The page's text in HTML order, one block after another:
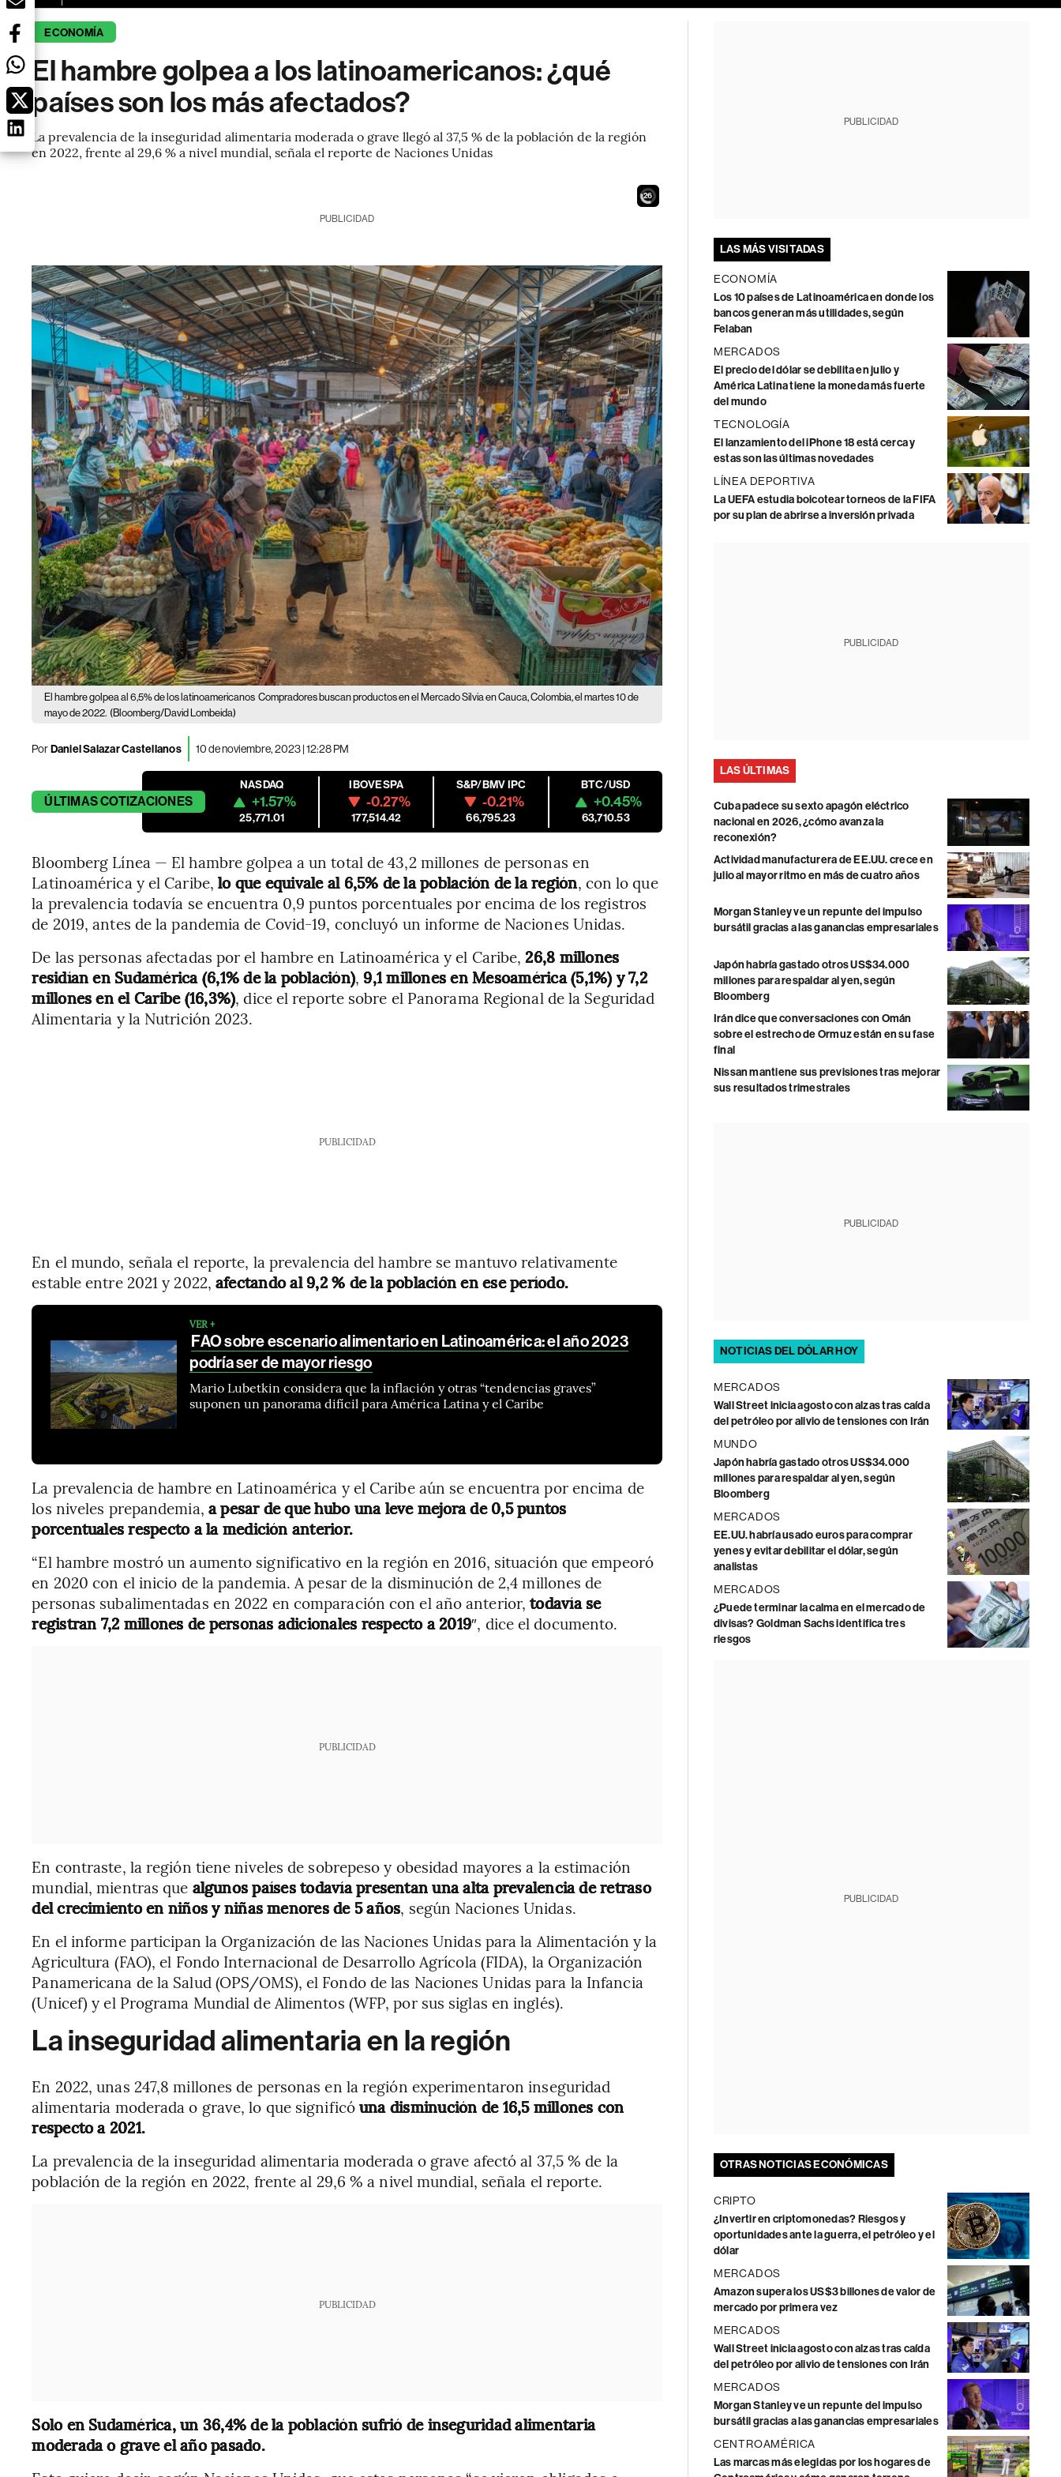
ECONOMÍA
El hambre golpea a los latinoamericanos: ¿qué
países son los más afectados?
La prevalencia de la inseguridad alimentaria moderada o grave llegó al 37,5 % de la población de la región
en 2022, frente al 29,6 % a nivel mundial, señala el reporte de Naciones Unidas
24
PUBLICIDAD
El hambre golpea al 6,5% de los latinoamericanos Compradores buscan productos en el Mercado Silvia en Cauca, Colombia, el martes 10 de
mayo de 2022. (Bloomberg/David Lombeida)
PorDaniel Salazar Castellanos 10 de noviembre, 2023 | 12:28 PM
ÚLTIMASCOTIZACIONES
NASDAQ
+1.57%
25,771.01
IBOVESPA
-0.27%
177,514.42
S&P/BMV IPC
-0.21%
66,795.23
BTC/USD
+0.45%
63,710.53
Bloomberg Línea — El hambre golpea a un total de 43,2 millones de personas en
Latinoamérica y el Caribe,lo que equivale al 6,5% de la población de la región, con lo que
la prevalencia todavía se encuentra 0,9 puntos porcentuales por encima de los registros
de 2019, antes de la pandemia de Covid-19, concluyó un informe de Naciones Unidas.
De las personas afectadas por el hambre en Latinoamérica y el Caribe, 26,8 millones
residían en Sudamérica (6,1% de la población),9,1 millones en Mesoamérica (5,1%) y 7,2
millones en el Caribe (16,3%), dice el reporte sobre el Panorama Regional de la Seguridad
Alimentaria y la Nutrición 2023.
PUBLICIDAD
En el mundo, señala el reporte, la prevalencia del hambre se mantuvo relativamente
estable entre 2021 y 2022,afectando al 9,2 % de la población en ese período.
VER +
FAO sobre escenario alimentario en Latinoamérica: el año 2023
podría ser de mayor riesgo
Mario Lubetkin considera que la inflación y otras “tendencias graves”
suponen un panorama difícil para América Latina y el Caribe
La prevalencia de hambre en Latinoamérica y el Caribe aún se encuentra por encima de
los niveles prepandemia, a pesar de que hubo una leve mejora de 0,5 puntos
porcentuales respecto a la medición anterior.
“El hambre mostró un aumento significativo en la región en 2016, situación que empeoró
en 2020 con el inicio de la pandemia. A pesar de la disminución de 2,4 millones de
personas subalimentadas en 2022 en comparación con el año anterior, todavía se
registran 7,2 millones de personas adicionales respecto a 2019″, dice el documento.
PUBLICIDAD
En contraste, la región tiene niveles de sobrepeso y obesidad mayores a la estimación
mundial, mientras que algunos países todavía presentan una alta prevalencia de retraso
del crecimiento en niños y niñas menores de 5 años, según Naciones Unidas.
En el informe participan la Organización de las Naciones Unidas para la Alimentación y la
Agricultura (FAO), el Fondo Internacional de Desarrollo Agrícola (FIDA), la Organización
Panamericana de la Salud (OPS/OMS), el Fondo de las Naciones Unidas para la Infancia
(Unicef) y el Programa Mundial de Alimentos (WFP, por sus siglas en inglés).
La inseguridad alimentaria en la región
En 2022, unas 247,8 millones de personas en la región experimentaron inseguridad
alimentaria moderada o grave, lo que significóuna disminución de 16,5 millones con
respecto a 2021.
La prevalencia de la inseguridad alimentaria moderada o grave afectó al 37,5 % de la
población de la región en 2022, frente al 29,6 % a nivel mundial, señala el reporte.
PUBLICIDAD
Solo en Sudamérica, un 36,4% de la población sufrió de inseguridad alimentaria
moderada o grave el año pasado.
PUBLICIDAD
LAS MÁS VISITADAS
ECONOMÍA
Los 10 países de Latinoamérica en donde los
bancos generan más utilidades, según
Felaban
MERCADOS
El precio del dólar se debilita en julio y
América Latina tiene la moneda más fuerte
del mundo
TECNOLOGÍA
El lanzamiento del iPhone 18 está cerca y
estas son las últimas novedades
LÍNEA DEPORTIVA
La UEFA estudia boicotear torneos de la FIFA
por su plan de abrirse a inversión privada
PUBLICIDAD
LAS ÚLTIMAS
Cuba padece su sexto apagón eléctrico
nacional en 2026, ¿cómo avanza la
reconexión?
Actividad manufacturera de EE.UU. crece en
julio al mayor ritmo en más de cuatro años
Morgan Stanley ve un repunte del impulso
bursátil gracias a las ganancias empresariales
Japón habría gastado otros US$34.000
millones para respaldar al yen, según
Bloomberg
Irán dice que conversaciones con Omán
sobre el estrecho de Ormuz están en su fase
final
Nissan mantiene sus previsiones tras mejorar
sus resultados trimestrales
PUBLICIDAD
NOTICIAS DEL DÓLAR HOY
MERCADOS
Wall Street inicia agosto con alzas tras caída
del petróleo por alivio de tensiones con Irán
MUNDO
Japón habría gastado otros US$34.000
millones para respaldar al yen, según
Bloomberg
MERCADOS
EE.UU. habría usado euros para comprar
yenes y evitar debilitar el dólar, según
analistas
MERCADOS
¿Puede terminar la calma en el mercado de
divisas? Goldman Sachs identifica tres
riesgos
PUBLICIDAD
OTRAS NOTICIAS ECONÓMICAS
CRIPTO
¿Invertir en criptomonedas? Riesgos y
oportunidades ante la guerra, el petróleo y el
dólar
MERCADOS
Amazon supera los US$3 billones de valor de
mercado por primera vez
MERCADOS
Wall Street inicia agosto con alzas tras caída
del petróleo por alivio de tensiones con Irán
MERCADOS
Morgan Stanley ve un repunte del impulso
bursátil gracias a las ganancias empresariales
CENTROAMÉRICA
Las marcas más elegidas por los hogares de